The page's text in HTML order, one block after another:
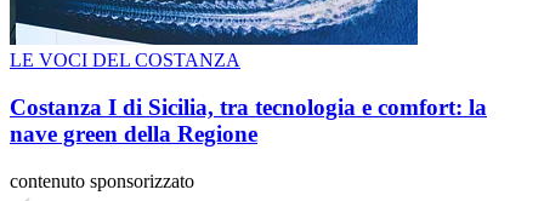
LE VOCI DEL COSTANZA
Costanza I di Sicilia, tra tecnologia e comfort: la
nave green della Regione
contenuto sponsorizzato